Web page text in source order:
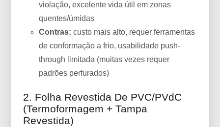
violação, excelente vida útil em zonas
quentes/úmidas
Contras: custo mais alto, requer ferramentas
de conformação a frio, usabilidade push-
through limitada (muitas vezes requer
padrões perfurados)
2. Folha Revestida De PVC/PVdC
(termoformagem + Tampa
Revestida)